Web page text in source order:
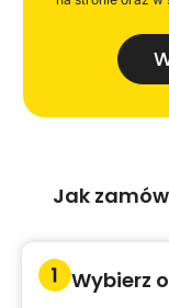
Jak
Wybierz